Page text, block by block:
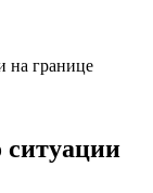
на границе
ситуации